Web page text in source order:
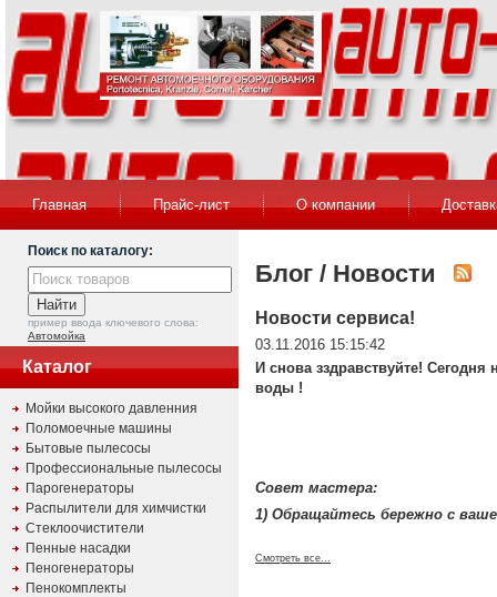
Главная Прайс-лист О компании
Поиск по каталогу:
пример ввода ключевого слова:
Автомойка
Каталог
Мойки высокого давленния
Поломоечные машины
Бытовые пылесосы
Профессиональные пылесосы
Парогенераторы
Распылители для химчистки
Стеклоочистители
Пенные насадки
Пеногенераторы
Пенокомплекты
Блог / Новости
Новости сервиса!
03.11.2016 15:15:42
И снова зздравствуйте!
воды !
Совет мастера:
1) Обращайтесь бережно с
Смотреть все...